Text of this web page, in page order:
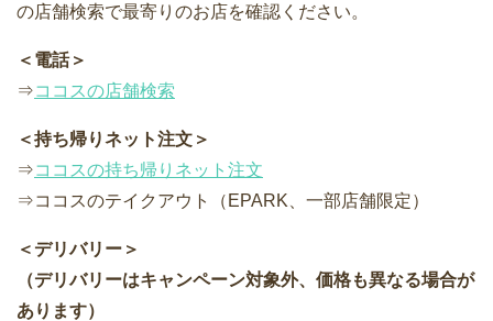
の店舗検索で最寄りのお店を確認ください。
＜電話＞
⇒ココスの店舗検索
＜持ち帰りネット注文＞
⇒ココスの持ち帰りネット注文
⇒ココスのテイクアウト（EPARK、一部店舗限定）
＜デリバリー＞
（デリバリーはキャンペーン対象外、価格も異なる場合が
あります）